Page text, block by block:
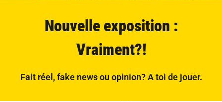
Nouvelle exposition :
Vraiment?!
Fait réel, fake news ou opinion? A toi de jouer.